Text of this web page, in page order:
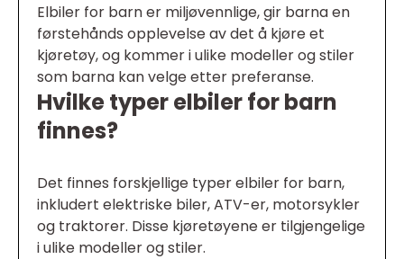
Elbiler for barn er miljøvennlige, gir barna en
førstehånds opplevelse av det å kjøre et
kjøretøy, og kommer i ulike modeller og stiler
som barna kan velge etter preferanse.
Hvilke typer elbiler for barn
finnes?
Det finnes forskjellige typer elbiler for barn,
inkludert elektriske biler, ATV-er, motorsykler
og traktorer. Disse kjøretøyene er tilgjengelige
i ulike modeller og stiler.